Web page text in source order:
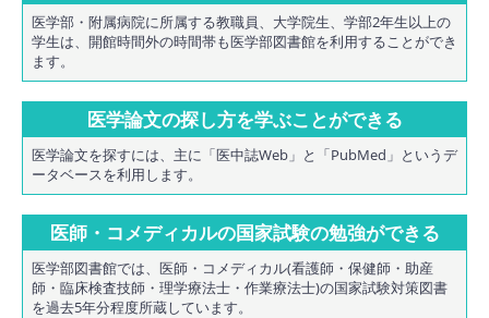
医学部・附属病院に所属する教職員、大学院生、学部2年生以上の
学生は、開館時間外の時間帯も医学部図書館を利用することができ
ます。
医学論文の探し方を学ぶことができる
医学論文を探すには、主に「医中誌Web」と「PubMed」というデ
ータベースを利用します。
医師・コメディカルの国家試験の勉強ができる
医学部図書館では、医師・コメディカル(看護師・保健師・助産
師・臨床検査技師・理学療法士・作業療法士)の国家試験対策図書
を過去5年分程度所蔵しています。